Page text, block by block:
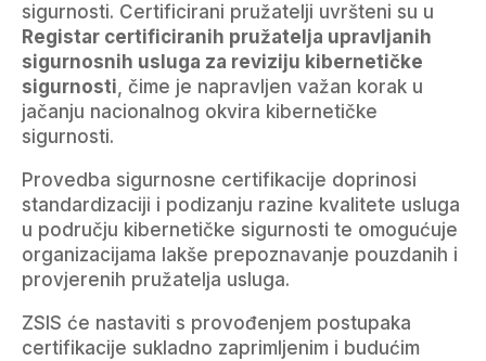
sigurnosti. Certificirani pružatelji uvršteni su u
Registar certificiranih pružatelja upravljanih
sigurnosnih usluga za reviziju kibernetičke
sigurnosti, čime je napravljen važan korak u
jačanju nacionalnog okvira kibernetičke
sigurnosti.
Provedba sigurnosne certifikacije doprinosi
standardizaciji i podizanju razine kvalitete usluga
u području kibernetičke sigurnosti te omogućuje
organizacijama lakše prepoznavanje pouzdanih i
provjerenih pružatelja usluga.
ZSIS će nastaviti s provođenjem postupaka
certifikacije sukladno zaprimljenim i budućim